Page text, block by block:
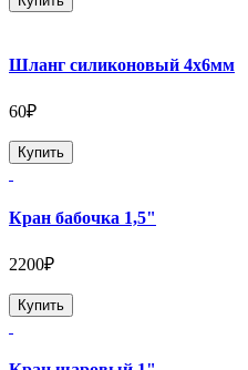
Шланг силиконовый 4х6мм
60₽
Купить
Кран бабочка 1,5"
2200₽
Купить